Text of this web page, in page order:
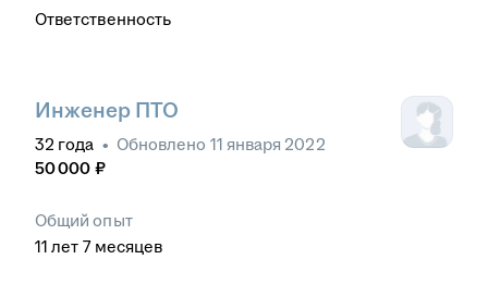
Ответственность
Инженер ПТО
32 года • Обновлено 11 января 2022
50 000 ₽
Общий опыт
11 лет 7 месяцев